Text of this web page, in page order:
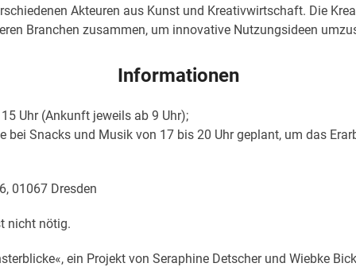
Akteuren aus Kunst und Kreativwirtschaft. Die
Branchen zusammen, um innovative Nutzungsideen
Informationen
Uhr (Ankunft jeweils ab 9 Uhr);
Snacks und Musik von 17 bis 20 Uhr geplant, um das
01067 Dresden
nicht nötig.
ein Projekt von Seraphine Detscher und Wiebke